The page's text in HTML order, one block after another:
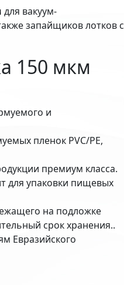
для вакуум-
запайщиков лотков с
150 мкм
и
пленок PVC/PE,
премиум класса.
для упаковки пищевых
на подложке
срок хранения..
Евразийского